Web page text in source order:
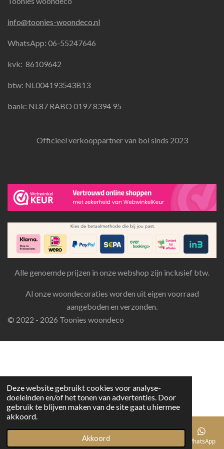
Deze website gebruikt cookies voor analyse-
doeleinden en/of het tonen van advertenties. Door
gebruik te blijven maken van de site gaat u hiermee
akkoord.
Akkoord
c
b
o
k
s
a
g
a
a
s
A
info@toonies-woondeco.nl
WhatsApp: 06-55247646
kvk: 86109642
btw: NL004193543B13
bank: NL87 RABO 0197 8394 95
Officieel verkooppartner van bol sinds 2023
Alle genoemde prijzen in onze webshop zijn inclusief btw.
Al onze woondecoraties worden uit eigen voorraad
aangeboden en verzonden.
© 2022 - 2026 Toonies woondeco
Telefoonnummer WhatsApp